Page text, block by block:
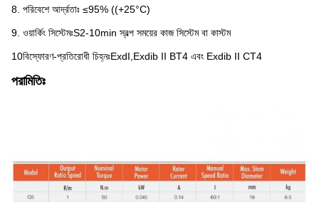
8. পরিবেশে আর্দ্রতাঃ ≤95% ((+25°C)
9. ওয়ার্কিং সিস্টেমঃS2-10min স্বল্প সময়ের কাজ সিস্টেম বা কাস্টম
10বিস্ফোরণ-প্রতিরোধী চিহ্নঃExdI,Exdib II BT4 এবং Exdib II CT4
পরামিতিঃ